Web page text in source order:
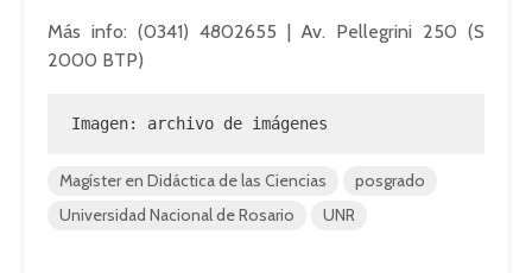
Más info: (0341) 4802655 | Av. Pellegrini 250 (S
2000 BTP)
Imagen: archivo de imágenes
Magíster en Didáctica de las Ciencias
posgrado
Universidad Nacional de Rosario
UNR